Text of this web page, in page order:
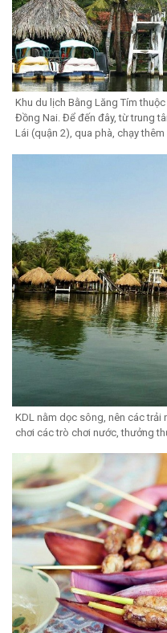
Khu du lịch Bằng Lăng Tím
Đồng Nai. Để đến đây, từ trung
Lái (quận 2), qua phà, chạy
KDL nằm dọc sông, nên các trải
chơi các trò chơi nước, thưởng